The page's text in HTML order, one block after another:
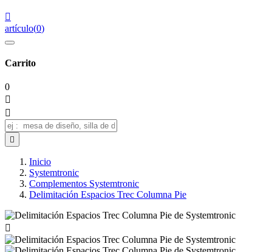

artículo(0)
Carrito
0



Inicio
Systemtronic
Complementos Systemtronic
Delimitación Espacios Trec Columna Pie
